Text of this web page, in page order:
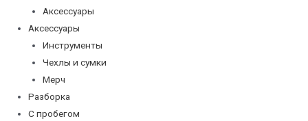
Аксессуары
Аксессуары
Инструменты
Чехлы и сумки
Мерч
Разборка
С пробегом